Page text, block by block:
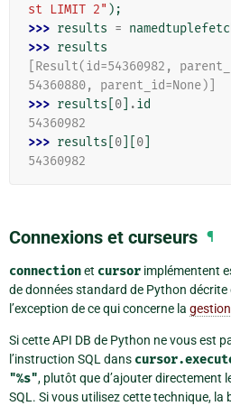
st LIMIT 2" );
>>> results =
>>> results
[Result(id=54360982,
54360880, parent_id=None)]
>>> results 0 .id
54360982
>>> results 0 0
54360982
Connexions et curseurs ¶
connectionet cursor implémentent
de données standard de Python décrite
l’exception de ce qui concerne la
Si cette API DB de Python ne vous est
l’instruction SQL dans
"%s", plutôt que d’ajouter directement
SQL. Si vous utilisez cette technique,